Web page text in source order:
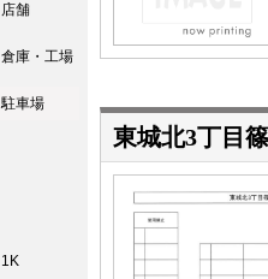
東城北3丁目
店舗
倉庫・工場
駐車場
1K